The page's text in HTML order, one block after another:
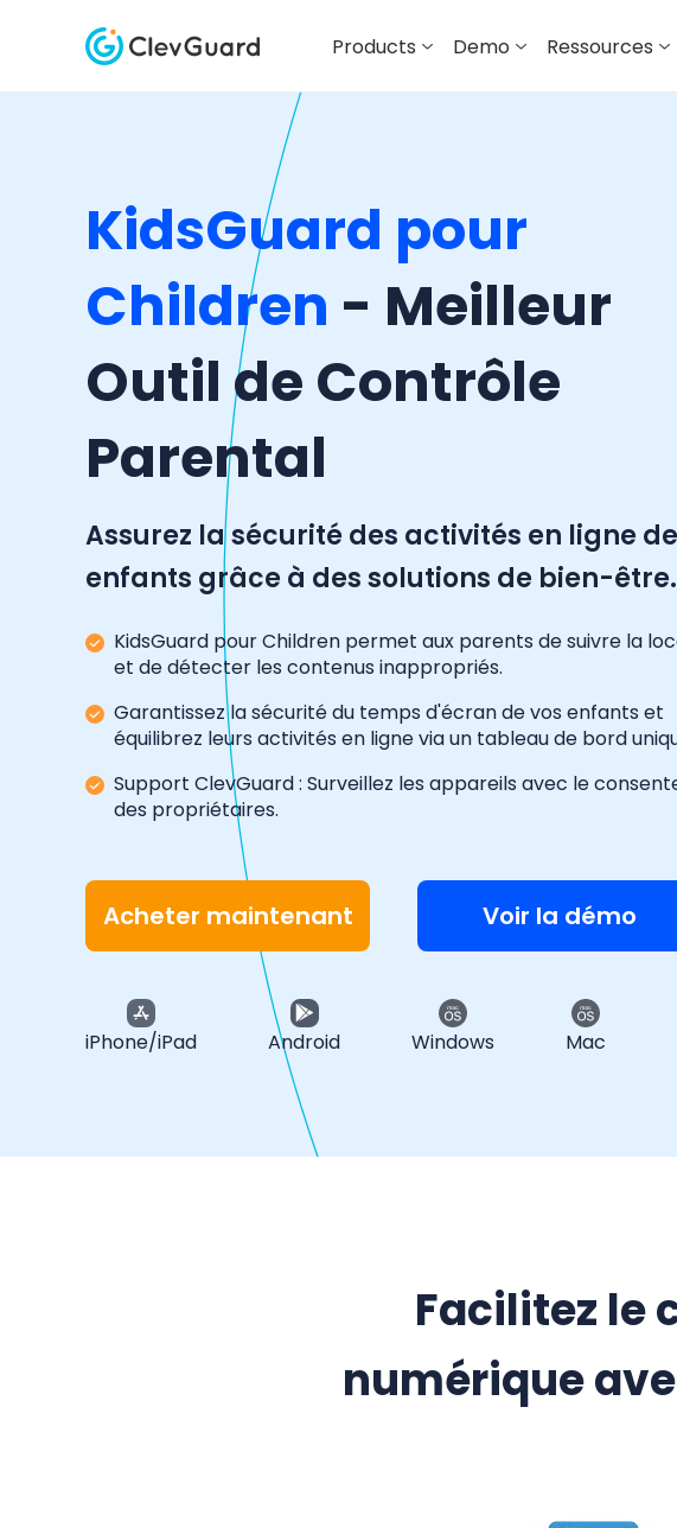
Products Demo Ressources
KidsGuard pour
Children - Meilleur
Outil de Contrôle
Parental
Assurez la sécurité des activités en ligne
enfants grâce à des solutions de bien-être.
KidsGuard pour Children permet aux parents de suivre la
et de détecter les contenus inappropriés.
Garantissez la sécurité du temps d'écran de vos enfants et
équilibrez leurs activités en ligne via un tableau de bord
Support ClevGuard : Surveillez les appareils avec le
des propriétaires.
Acheter maintenant Voir la démo
iPhone/iPad Android Windows Mac
Facilitez le
numérique